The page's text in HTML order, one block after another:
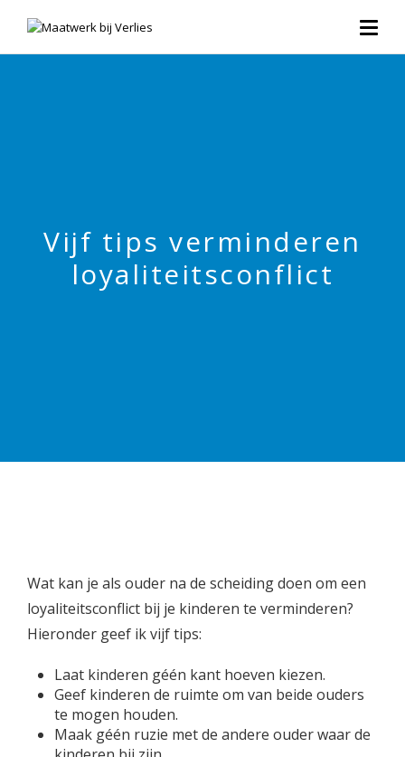
Vijf tips verminderen
loyaliteitsconflict
Wat kan je als ouder na de scheiding doen om een
loyaliteitsconflict bij je kinderen te verminderen?
Hieronder geef ik vijf tips:
Laat kinderen géén kant hoeven kiezen.
Geef kinderen de ruimte om van beide ouders
te mogen houden.
Maak géén ruzie met de andere ouder waar de